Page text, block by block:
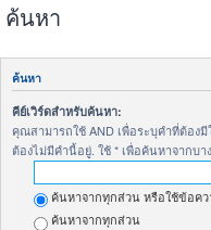
ค้นหา
ค้นหา
คีย์เวิร์ดสำหรับค้นหา:
คุณสามารถใช้ AND เพื่อระบุคำที่ต้อง
ต้องไม่มีคำนี้อยู่. ใช้ * เพื่อค้นหาจากบา
ค้นหาจากทุกส่วน หรือใช้ข้อค
ค้นหาจากทุกส่วน